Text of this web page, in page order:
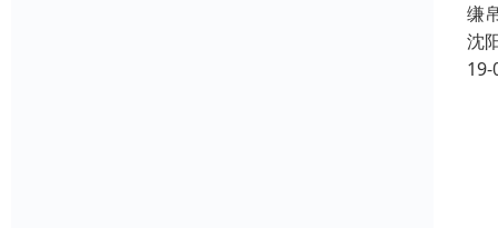
缣
沈
19-